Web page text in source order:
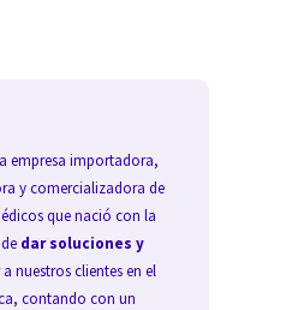
empresa importadora,
y comercializadora de
que nació con la
dar soluciones y
a nuestros clientes en el
contando con un